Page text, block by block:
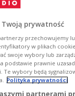
млн
Twoją prywatność
przechowujemy
w plikach
swoje wybory lub
podstawie prawnie
Te wybory będą
Polityka prywatności
partnerami